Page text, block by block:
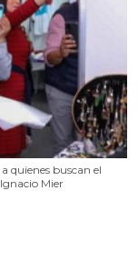
quienes buscan el
Mier